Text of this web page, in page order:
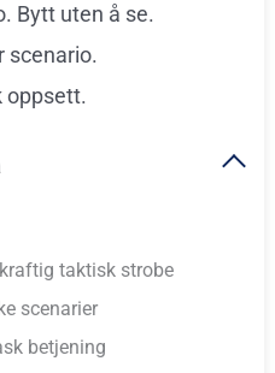
Bytt uten å se.
scenario.
oppsett.
taktisk strobe
scenarier
betjening